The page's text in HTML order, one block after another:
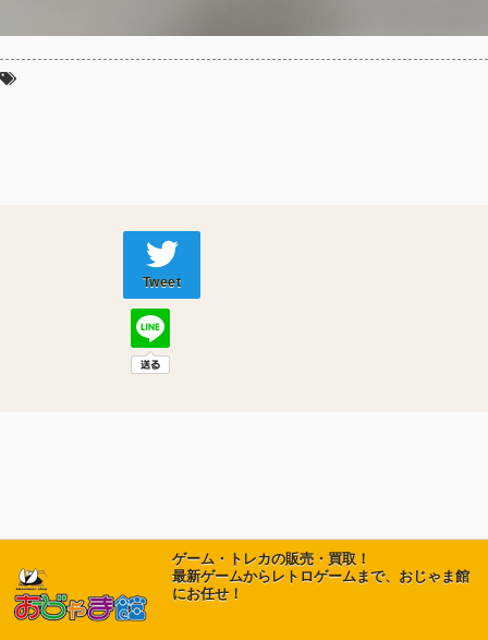
Tweet
ゲーム・トレカの販売・買取！
最新ゲームからレトロゲームまで、おじゃま館
にお任せ！